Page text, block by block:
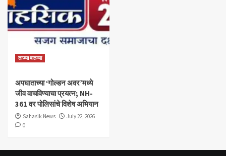
ताज्या बातम्या
अपघाताच्या ‘गोल्डन अवर’मध्ये
जीव वाचविण्याचा प्रयत्न; NH-
361 वर पोलिसांचे विशेष अभियान
Sahasik News
July 22, 2026
0